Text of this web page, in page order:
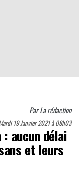
ParLa rédaction
Mardi 19 Janvier 2021 à 08h03
: aucun délai
et leurs